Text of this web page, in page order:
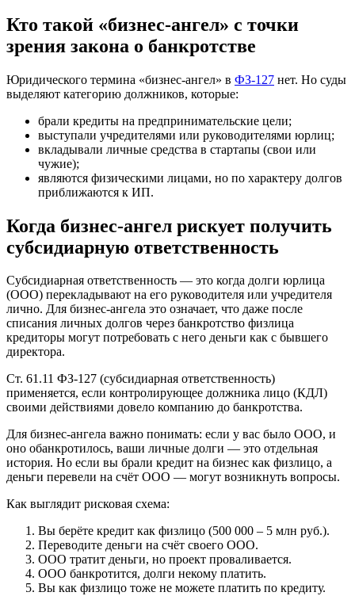
Кто такой «бизнес-ангел» с точки
зрения закона о банкротстве
Юридического термина «бизнес-ангел» в ФЗ-127 нет. Но суды
выделяют категорию должников, которые:
брали кредиты на предпринимательские цели;
выступали учредителями или руководителями юрлиц;
вкладывали личные средства в стартапы (свои или
чужие);
являются физическими лицами, но по характеру долгов
приближаются к ИП.
Когда бизнес-ангел рискует получить
субсидиарную ответственность
Субсидиарная ответственность — это когда долги юрлица
(ООО) перекладывают на его руководителя или учредителя
лично. Для бизнес-ангела это означает, что даже после
списания личных долгов через банкротство физлица
кредиторы могут потребовать с него деньги как с бывшего
директора.
Ст. 61.11 ФЗ-127 (субсидиарная ответственность)
применяется, если контролирующее должника лицо (КДЛ)
своими действиями довело компанию до банкротства.
Для бизнес-ангела важно понимать: если у вас было ООО, и
оно обанкротилось, ваши личные долги — это отдельная
история. Но если вы брали кредит на бизнес как физлицо, а
деньги перевели на счёт ООО — могут возникнуть вопросы.
Как выглядит рисковая схема:
Вы берёте кредит как физлицо (500 000 – 5 млн руб.).
Переводите деньги на счёт своего ООО.
ООО тратит деньги, но проект проваливается.
ООО банкротится, долги некому платить.
Вы как физлицо тоже не можете платить по кредиту.